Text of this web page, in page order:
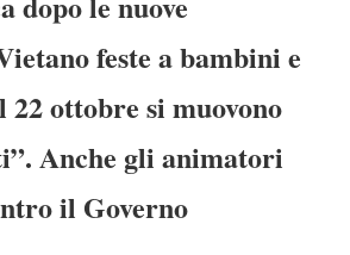
feste a bambini e
22 ottobre si muovono
Anche gli animatori
il Governo